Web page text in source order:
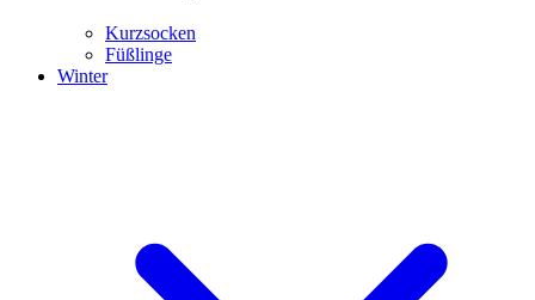
Kurzsocken
Füßlinge
Winter